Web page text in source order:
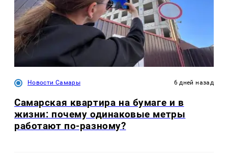
Новости Самары 6 дней назад
Самарская квартира на бумаге и в
жизни: почему одинаковые метры
работают по-разному?